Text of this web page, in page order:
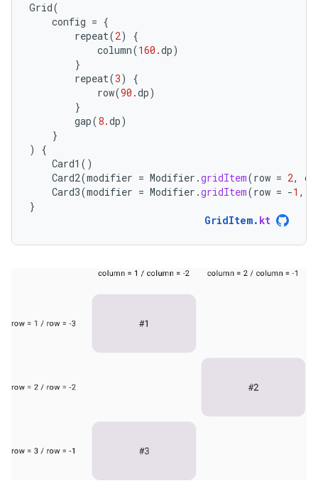
Grid(
config = {
repeat(2)
{
column(160.dp)
}
repeat(3)
{
row(90.dp)
}
gap(8.dp)
}
)
{
Card1 ()
Card2(modifier = Modifier .gridItem(row = 2,
Card3(modifier = Modifier .gridItem(row = -1 ,
}
GridItem. kt